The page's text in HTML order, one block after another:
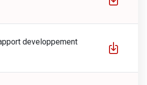
developpement